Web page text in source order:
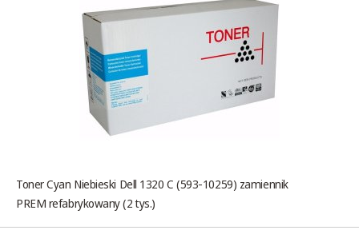
Toner Cyan Niebieski Dell 1320 C (593-10259) zamiennik
PREM refabrykowany (2 tys.)